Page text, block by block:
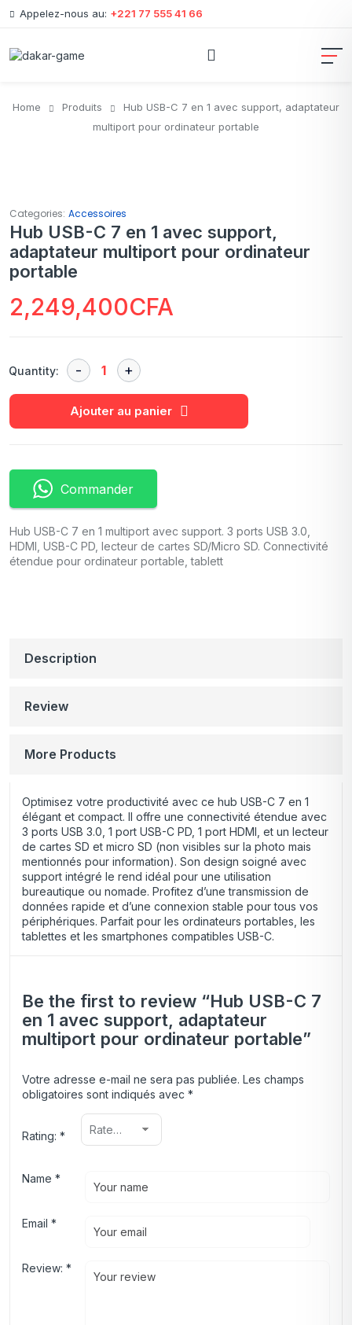
Appelez-nous au: +221 77 555 41 66
Home Produits
Hub USB-C 7 en 1 avec support, adaptateur
multiport pour ordinateur portable
Categories: Accessoires
Hub USB-C 7 en 1 avec support,
adaptateur multiport pour ordinateur
portable
2,249,400CFA
Quantity:
Ajouter au panier
Commander
Hub USB-C 7 en 1 multiport avec support. 3 ports USB 3.0,
HDMI, USB-C PD, lecteur de cartes SD/Micro SD. Connectivité
étendue pour ordinateur portable, tablett
Description
Review
More Products
Optimisez votre productivité avec ce hub USB-C 7 en 1
élégant et compact. Il offre une connectivité étendue avec
3 ports USB 3.0, 1 port USB-C PD, 1 port HDMI, et un lecteur
de cartes SD et micro SD (non visibles sur la photo mais
mentionnés pour information). Son design soigné avec
support intégré le rend idéal pour une utilisation
bureautique ou nomade. Profitez d’une transmission de
données rapide et d’une connexion stable pour tous vos
périphériques. Parfait pour les ordinateurs portables, les
tablettes et les smartphones compatibles USB-C.
Be the first to review “Hub USB-C 7
en 1 avec support, adaptateur
multiport pour ordinateur portable”
Votre adresse e-mail ne sera pas publiée. Les champs
obligatoires sont indiqués avec *
Rating: *
Review: *
Name *
Email *